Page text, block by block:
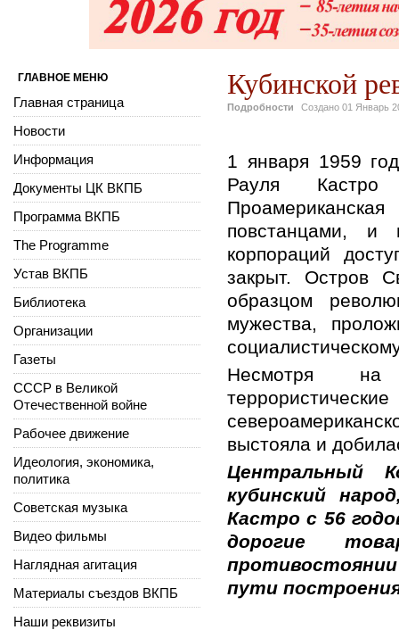
Кубинской
Подробности Создано 01 Январь
1 января 1959
Рауля Кастро
повстанцами, и
корпораций
закрыт. Остров
образцом
мужества,
Несмотря на
выстояла и
Центральный
кубинский
Кастро с 56
дорогие
пути
ГЛАВНОЕ МЕНЮ
Главная страница
Новости
Информация
Документы ЦК ВКПБ
Программа ВКПБ
The Programme
Устав ВКПБ
Библиотека
Организации
Газеты
СССР в Великой
Отечественной войне
Рабочее движение
Идеология, экономика,
политика
Советская музыка
Видео фильмы
Наглядная агитация
Материалы съездов ВКПБ
Наши реквизиты